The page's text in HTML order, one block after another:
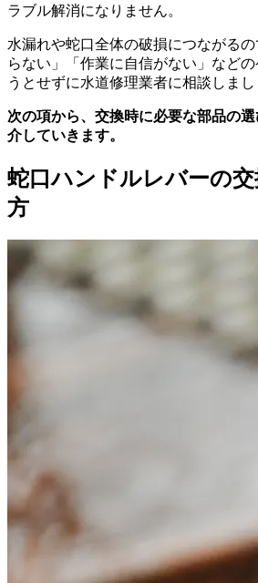
ラブル解消になりません。
水漏れや蛇口全体の破損につながる
らない」「作業に自信がない」など
うとせずに水道修理業者に相談しまし
次の項から、交換時に必要な部品の
介していきます。
蛇口ハンドルレバーの
方